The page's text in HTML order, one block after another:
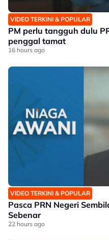
VIDEO TERKINI & POPULAR
PM perlu tangguh dulu
penggal tamat
16 hours ago
VIDEO TERKINI & POPULAR
Pasca PRN Negeri
Sebenar
22 hours ago